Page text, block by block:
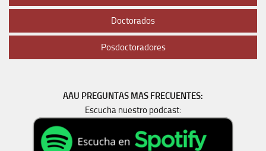
Doctorados
Posdoctoradores
AAU PREGUNTAS MAS FRECUENTES:
Escucha nuestro podcast: